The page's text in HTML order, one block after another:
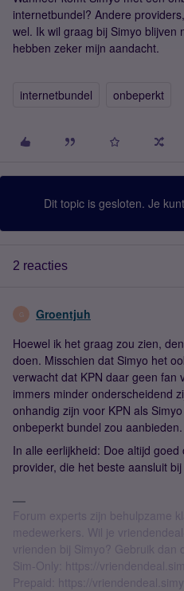
internetbundel? Andere
wel. Ik wil graag bij Simyo blijven
hebben zeker mijn aandacht.
internetbundel onbeperkt
Dit topic is gesloten. Je
2 reacties
G Groentjuh
Hoewel ik het graag zou zien,
doen. Misschien dat Simyo het
verwacht dat KPN daar geen fan
immers minder onderscheidend
onhandig zijn voor KPN als
onbeperkt bundel zou aanbieden.
In alle eerlijkheid: Doe altijd
provider, die het beste aansluit
Forum experts zijn behulpzame
medewerkers. Wil je
vrienden bij Simyo? Gebruik dan
Sim-Only: https://
Prepaid: https://